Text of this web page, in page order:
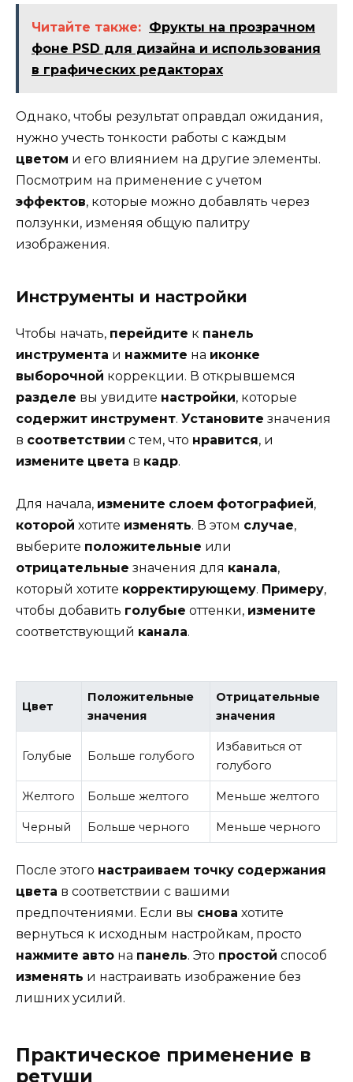
Читайте также: Фрукты на прозрачном
фоне PSD для дизайна и использования
в графических редакторах
Однако, чтобы результат оправдал ожидания,
нужно учесть тонкости работы с каждым
цветом и его влиянием на другие элементы.
Посмотрим на применение с учетом
эффектов, которые можно добавлять через
ползунки, изменяя общую палитру
изображения.
Инструменты и настройки
Чтобы начать, перейдите к панель
инструмента и нажмите на иконке
выборочной коррекции. В открывшемся
разделе вы увидите настройки, которые
содержит инструмент. Установите значения
в соответствии с тем, что нравится, и
измените цвета в кадр.
Для начала, измените слоем фотографией,
которой хотите изменять. В этом случае,
выберите положительные или
отрицательные значения для канала,
который хотите корректирующему. Примеру,
чтобы добавить голубые оттенки, измените
соответствующий канала.
Цвет
Положительные
значения
Отрицательные
значения
Голубые Больше голубого
Избавиться от
голубого
Желтого Больше желтого Меньше желтого
Черный Больше черного Меньше черного
После этого настраиваем точку содержания
цвета в соответствии с вашими
предпочтениями. Если вы снова хотите
вернуться к исходным настройкам, просто
нажмите авто на панель. Это простой способ
изменять и настраивать изображение без
лишних усилий.
Практическое применение в
ретуши